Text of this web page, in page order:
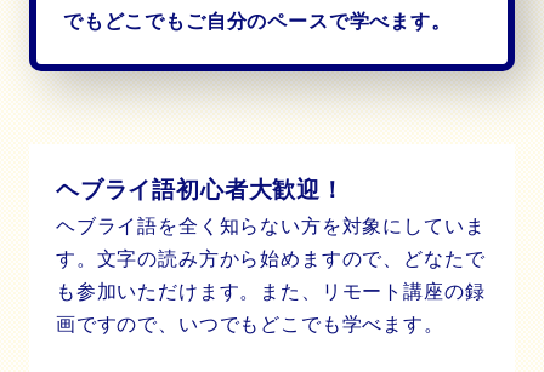
でもどこでもご自分のペースで学べます。
ヘブライ語初心者大歓迎！
ヘブライ語を全く知らない方を対象にしていま
す。文字の読み方から始めますので、どなたで
も参加いただけます。また、リモート講座の録
画ですので、いつでもどこでも学べます。